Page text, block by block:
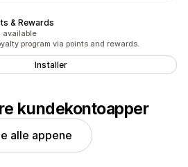
& Rewards
available
program via points and rewards.
Installer
kundekontoapper
alle appene